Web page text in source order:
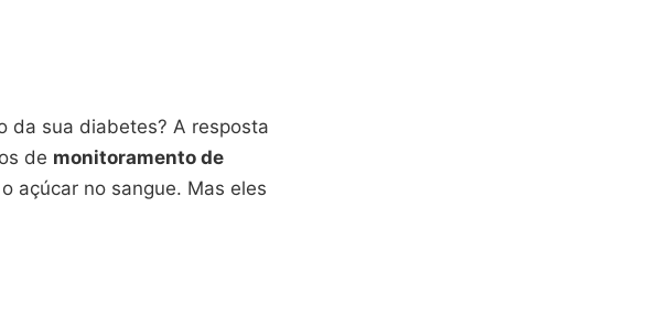
da sua diabetes? A resposta
de monitoramento de
açúcar no sangue. Mas eles